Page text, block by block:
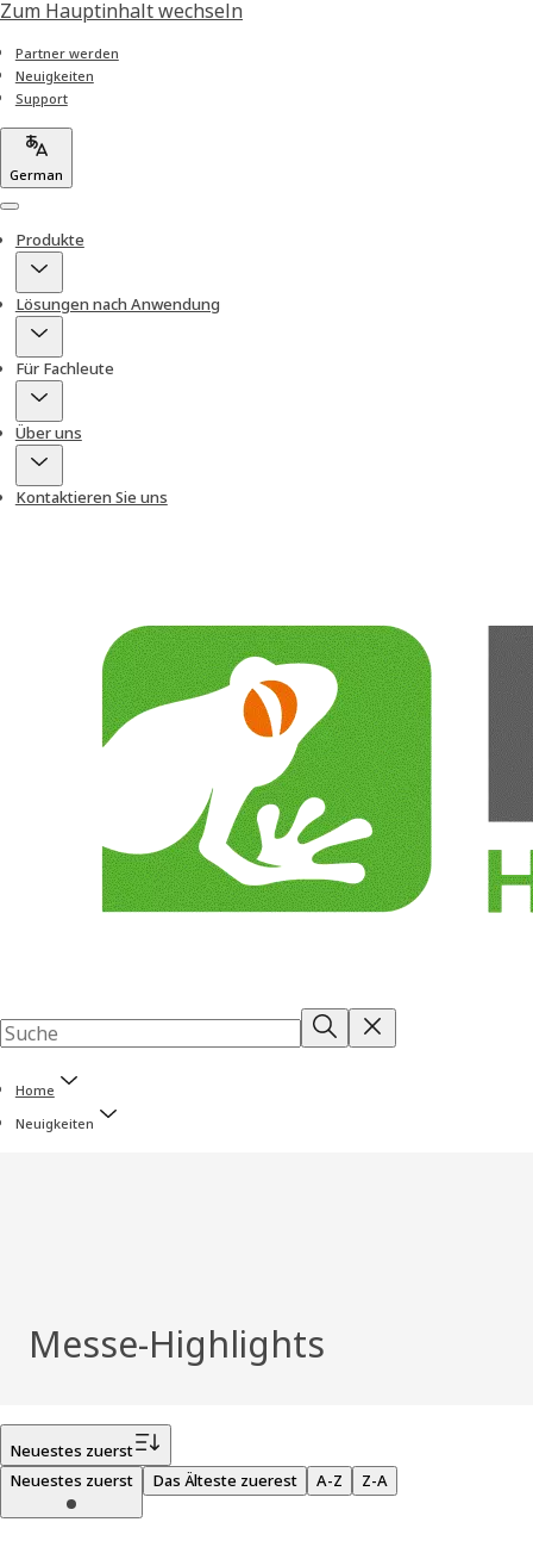
Zum Hauptinhalt wechseln
Partner werden
Neuigkeiten
Support
German
Menu
Produkte
Lösungen nach Anwendung
Für Fachleute
Über uns
Kontaktieren Sie uns
Home
Neuigkeiten
Messe-Highlights
Neuestes zuerst
Neuestes zuerst
Das Älteste zuerest A-Z Z-A